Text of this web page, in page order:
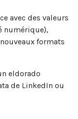
avec des valeurs
numérique),
formats
eldorado
de LinkedIn ou